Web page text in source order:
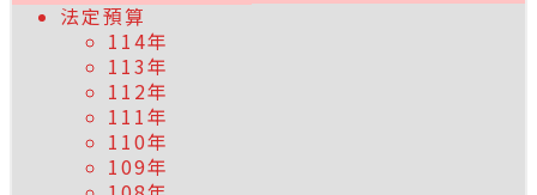
法定預算
114年
113年
112年
111年
110年
109年